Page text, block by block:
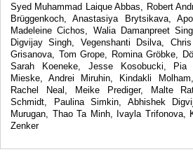
Syed Muhammad Laique Abbas, Robert
Brüggenkoch, Anastasiya Brytsikava,
Madeleine Cichos, Walia Damanpreet
Digvijay Singh, Vegenshanti Dsilva,
Grisanova, Tom Grope, Romina Gröbke,
Sarah Koeneke, Jesse Kosobucki, Pia
Mieske, Andrei Miruhin, Kindakli
Rachel Neal, Meike Prediger, Malte
Schmidt, Paulina Simkin, Abhishek
Murugan, Thao Ta Minh, Ivayla Trifonova,
Zenker